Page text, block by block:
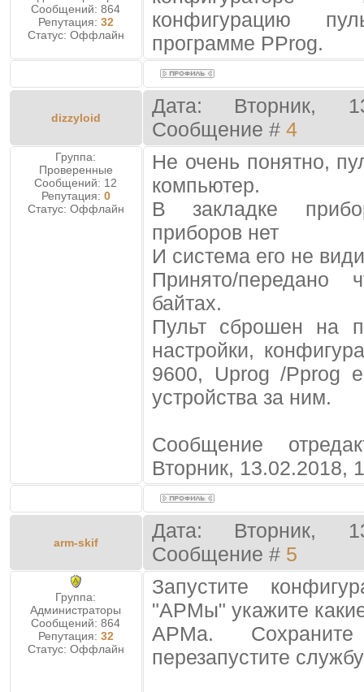
Сообщений:864
Репутация: 32
Статус: Оффлайн
конфигурацию
программе PProg.
dizzyloid
Дата: Вторник,
Сообщение # 4
Группа:
Проверенные
Сообщений: 12
Репутация: 0
Статус: Оффлайн
Не очень понятно,
компьютер.
В закладке
приборов нет
И система его не
Принято/передано
байтах.
Пульт сброшен на
настройки,
9600, Uprog /Pprog
устройства за ним.
Сообщение
Вторник, 13.02.2018,
arm-skif
Дата: Вторник,
Сообщение # 5
Группа:
Администраторы
Сообщений:864
Репутация: 32
Статус: Оффлайн
Запустите
"АРМы" укажите
АРМа.
перезапустите